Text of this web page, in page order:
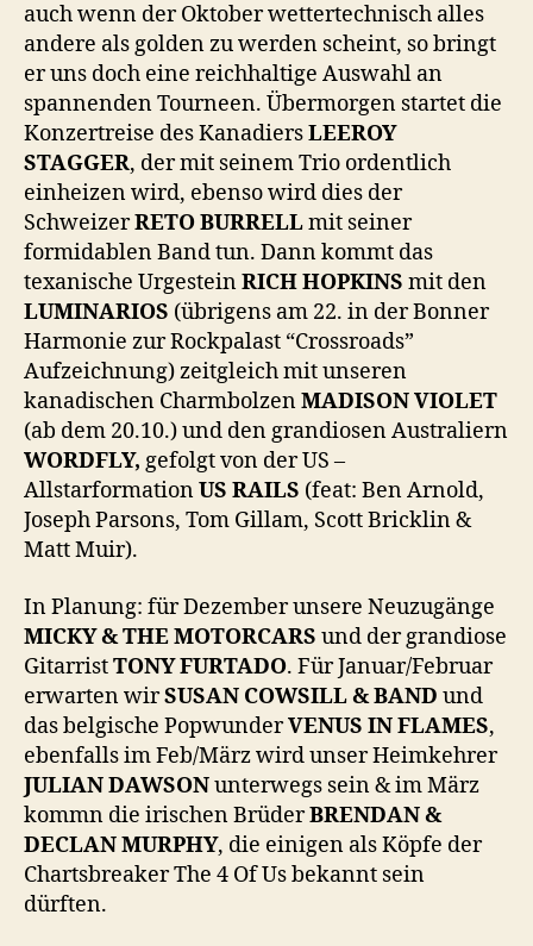
auch wenn der Oktober wettertechnisch alles
andere als golden zu werden scheint, so bringt
er uns doch eine reichhaltige Auswahl an
spannenden Tourneen. Übermorgen startet die
Konzertreise des KanadiersLEEROY
STAGGER, der mit seinem Trio ordentlich
einheizen wird, ebenso wird dies der
SchweizerRETO BURRELLmit seiner
formidablen Band tun. Dann kommt das
texanische UrgesteinRICH HOPKINS mit den
LUMINARIOS (übrigens am 22. in der Bonner
Harmonie zur Rockpalast “Crossroads”
Aufzeichnung) zeitgleich mit unseren
kanadischen CharmbolzenMADISON VIOLET
(ab dem 20.10.) und den grandiosen Australiern
WORDFLY, gefolgt von der US –
AllstarformationUS RAILS (feat: Ben Arnold,
Joseph Parsons, Tom Gillam, Scott Bricklin &
Matt Muir).
In Planung: für Dezember unsere Neuzugänge
MICKY & THE MOTORCARS und der grandiose
GitarristTONY FURTADO. Für Januar/Februar
erwarten wirSUSAN COWSILL & BAND und
das belgische PopwunderVENUS IN FLAMES,
ebenfalls im Feb/März wird unser Heimkehrer
JULIAN DAWSONunterwegs sein & im März
kommn die irischen BrüderBRENDAN &
DECLAN MURPHY, die einigen als Köpfe der
Chartsbreaker The 4 Of Us bekannt sein
dürften.